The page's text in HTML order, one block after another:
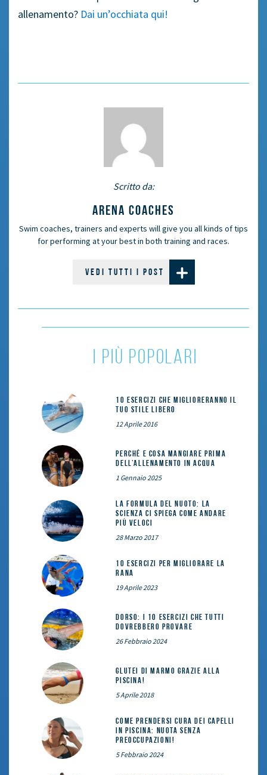
allenamento? Dai un’occhiata qui!
Scritto da:
ARENA COACHES
Swim coaches, trainers and experts will give you all kinds of tips
for performing at your best in both training and races.
VEDI TUTTI I POST
i più popolari
10 esercizi che miglioreranno il
tuo stile libero
12 Aprile 2016
Perché e cosa mangiare prima
dell’allenamento in acqua
1 Gennaio 2025
La formula del nuoto: la
scienza ci spiega come andare
più veloci
28 Marzo 2017
10 esercizi per migliorare la
rana
19 Aprile 2023
DORSO: i 10 esercizi che tutti
dovrebbero provare
26 Febbraio 2024
Glutei di marmo grazie alla
piscina!
5 Aprile 2018
Come prendersi cura dei capelli
in piscina: nuota senza
preoccupazioni!
5 Febbraio 2024